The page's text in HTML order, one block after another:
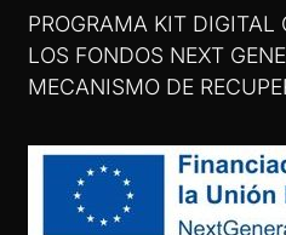
PROGRAMA KIT DIGITAL
LOS FONDOS NEXT
MECANISMO DE